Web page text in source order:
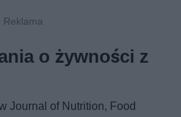
o żywności z
Journal of Nutrition, Food